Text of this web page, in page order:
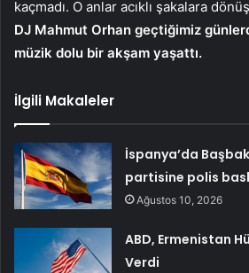
kaçmadı. O anlar acıklı şakalara
DJ Mahmut Orhan geçtiğimiz
müzik dolu bir akşam yaşattı.
İlgili Makaleler
İspanya’da
partisine polis
Ağustos 10, 2026
ABD, Ermenistan
Verdi